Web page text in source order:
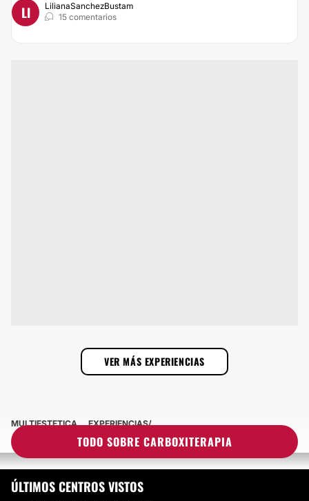
LI
LilianaSanchezBustam
15 comentarios
VER MÁS EXPERIENCIAS
TODO SOBRE CARBOXITERAPIA
MULTIESTETICA
EXPERIENCIAS
EXPERIENCIAS SOBRE CARBOXITERAPIA
ÚLTIMOS CENTROS VISTOS